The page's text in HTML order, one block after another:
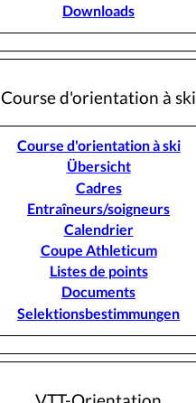
Downloads
Course d'orientation à ski
Course d'orientation à ski
Übersicht
Cadres
Entraîneurs/soigneurs
Calendrier
Coupe Athleticum
Listes de points
Documents
Selektionsbestimmungen